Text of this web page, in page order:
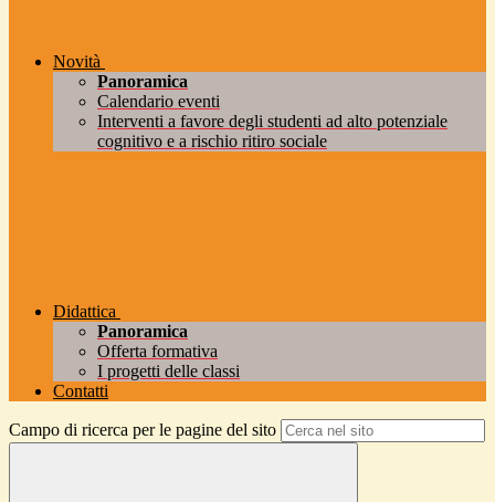
Novità
Panoramica
Calendario eventi
Interventi a favore degli studenti ad alto potenziale
cognitivo e a rischio ritiro sociale
Didattica
Panoramica
Offerta formativa
I progetti delle classi
Contatti
Campo di ricerca per le pagine del sito